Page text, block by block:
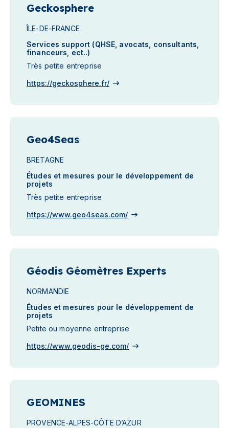
Geckosphere
ÎLE-DE-FRANCE
Services support (QHSE, avocats, consultants,
financeurs, ect..)
Très petite entreprise
https://geckosphere.fr/
Geo4Seas
BRETAGNE
Études et mesures pour le développement de
projets
Très petite entreprise
https://www.geo4seas.com/
Géodis Géomètres Experts
NORMANDIE
Études et mesures pour le développement de
projets
Petite ou moyenne entreprise
https://www.geodis-ge.com/
GEOMINES
PROVENCE-ALPES-CÔTE D’AZUR